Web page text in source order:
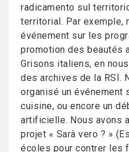
radicamento sul
territorial. Par exemple,
événement sur les
promotion des beautés
Grisons italiens, en
des archives de la RSI.
organisé un événement
cuisine, ou encore un
artificielle. Nous avons
projet « Sarà vero ? »
écoles pour contrer les